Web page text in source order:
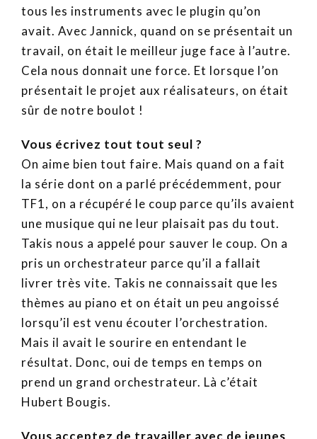
tous les instruments avec le plugin qu’on
avait. Avec Jannick, quand on se présentait un
travail, on était le meilleur juge face à l’autre.
Cela nous donnait une force. Et lorsque l’on
présentait le projet aux réalisateurs, on était
sûr de notre boulot !
Vous écrivez tout tout seul ?
On aime bien tout faire. Mais quand on a fait
la série dont on a parlé précédemment, pour
TF1, on a récupéré le coup parce qu’ils avaient
une musique qui ne leur plaisait pas du tout.
Takis nous a appelé pour sauver le coup. On a
pris un orchestrateur parce qu’il a fallait
livrer très vite. Takis ne connaissait que les
thèmes au piano et on était un peu angoissé
lorsqu’il est venu écouter l’orchestration.
Mais il avait le sourire en entendant le
résultat. Donc, oui de temps en temps on
prend un grand orchestrateur. Là c’était
Hubert Bougis.
Vous acceptez de travailler avec de jeunes